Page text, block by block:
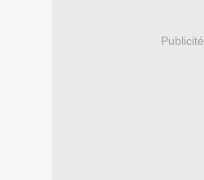
Publicité